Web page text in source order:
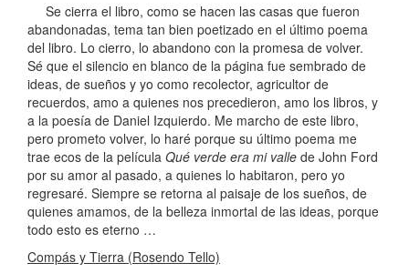
Se cierra el libro, como se hacen las casas que fueron
abandonadas, tema tan bien poetizado en el último poema
del libro. Lo cierro, lo abandono con la promesa de volver.
Sé que el silencio en blanco de la página fue sembrado de
ideas, de sueños y yo como recolector, agricultor de
recuerdos, amo a quienes nos precedieron, amo los libros, y
a la poesía de Daniel Izquierdo. Me marcho de este libro,
pero prometo volver, lo haré porque su último poema me
trae ecos de la película Qué verde era mi valle de John Ford
por su amor al pasado, a quienes lo habitaron, pero yo
regresaré. Siempre se retorna al paisaje de los sueños, de
quienes amamos, de la belleza inmortal de las ideas, porque
todo esto es eterno …
Compás y Tierra (Rosendo Tello)